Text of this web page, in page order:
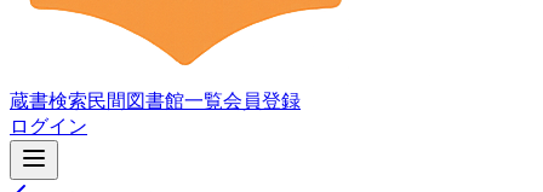
蔵書検索民間図書館一覧会員登録
ログイン